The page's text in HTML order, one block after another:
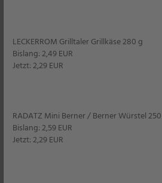
finden Sie auf unseren
Fischverpackungen ein
LECKERROM Grilltaler Grillkäse 280 g
Bislang: 2,49 EUR
Jetzt: 2,29 EUR
RADATZ Mini Berner / Berner Würstel
Bislang: 2,59 EUR
Jetzt: 2,29 EUR